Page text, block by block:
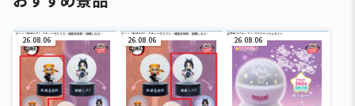
26.08.06 26.08.06 26.08.06